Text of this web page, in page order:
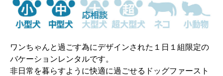
ワンちゃんと過ごす為にデザインされた１日１組限定の
バケーションレンタルです。
非日常を暮らすように快適に過ごせるドッグファースト